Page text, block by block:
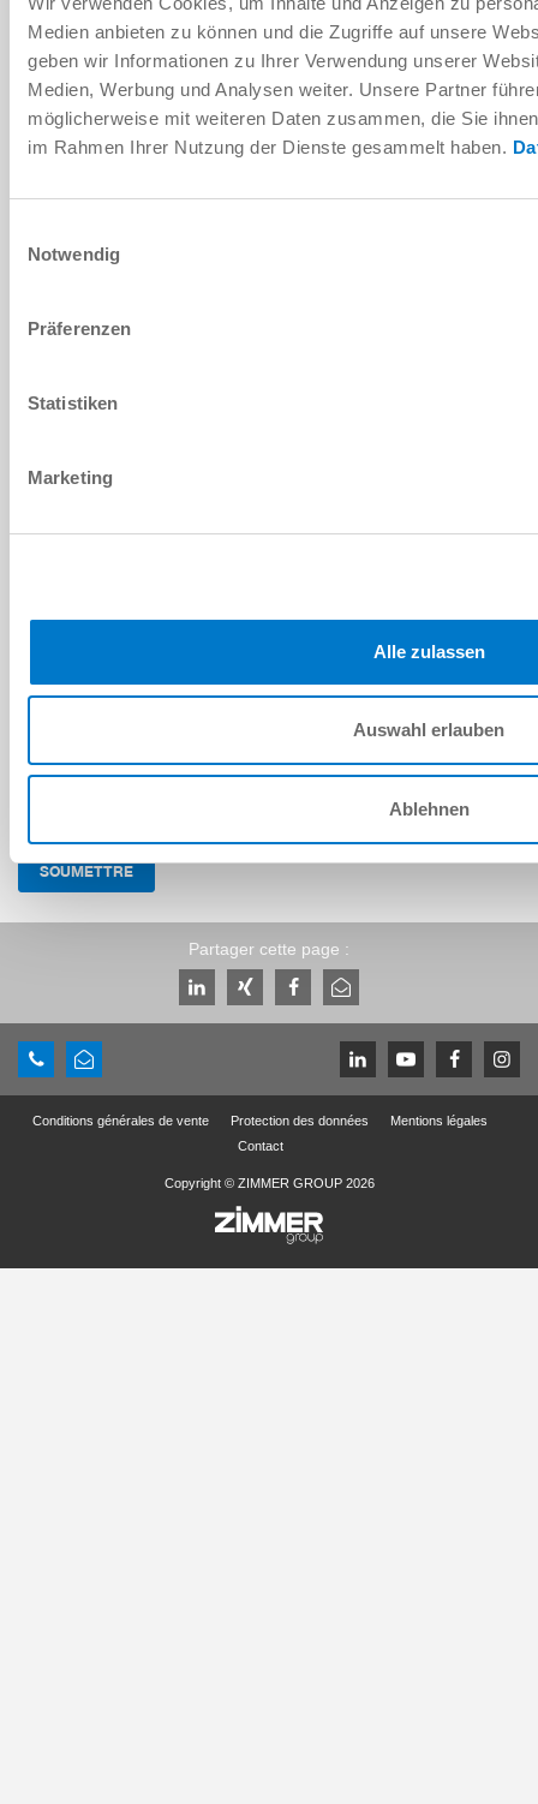
Medien anbieten zu können und die Zugriffe auf unsere
geben wir Informationen zu Ihrer Verwendung unserer
Medien, Werbung und Analysen weiter. Unsere Partner
möglicherweise mit weiteren Daten zusammen, die Sie
im Rahmen Ihrer Nutzung der Dienste gesammelt haben.
Notwendig
Präferenzen
Statistiken
Marketing
Alle zulassen
Auswahl erlauben
Ablehnen
Pays
Code postal*
CONTACT
politique de confidentialité.*
I would like to be informed about products and news by e-
mail in the future and hereby register for the newsletter.
SOUMETTRE
Partager cette page :
Conditions générales de vente Protection des données
Mentions légales
Contact
Copyright © ZIMMER GROUP 2026